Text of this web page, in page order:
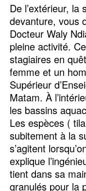
De l’extérieur,
devanture, vous
Docteur Waly
pleine activité.
stagiaires en
femme et un
Supérieur
Matam. À
les bassins
Les espèces (
subitement à la
s’agitent
explique
tient dans sa
granulés pour la